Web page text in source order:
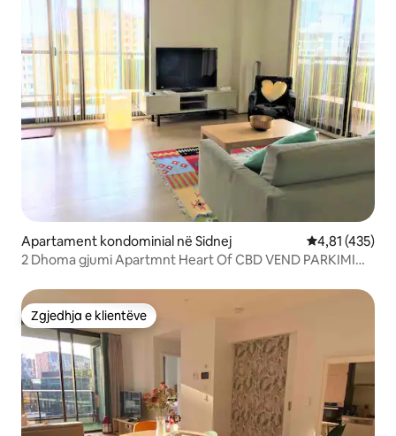
Apartament kondominial në Sidnej Vlerësimi
4,81 (435)
2 Dhoma gjumi Apartmnt Heart Of CBD VEND PARKIMI
Zgjedhja e klientëve
Zgjedhja e klientëve